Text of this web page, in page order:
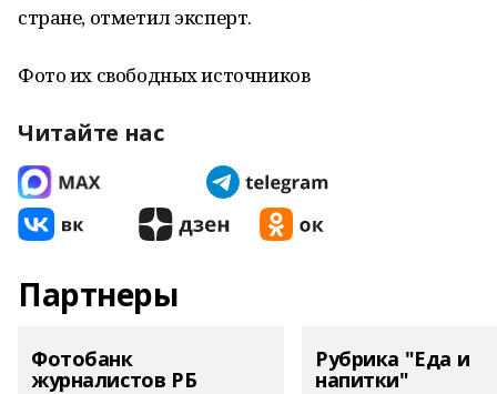
стране, отметил эксперт.
Фото их свободных источников
Читайте нас
Партнеры
Фотобанк
журналистов РБ
Рубрика "Еда и
напитки"